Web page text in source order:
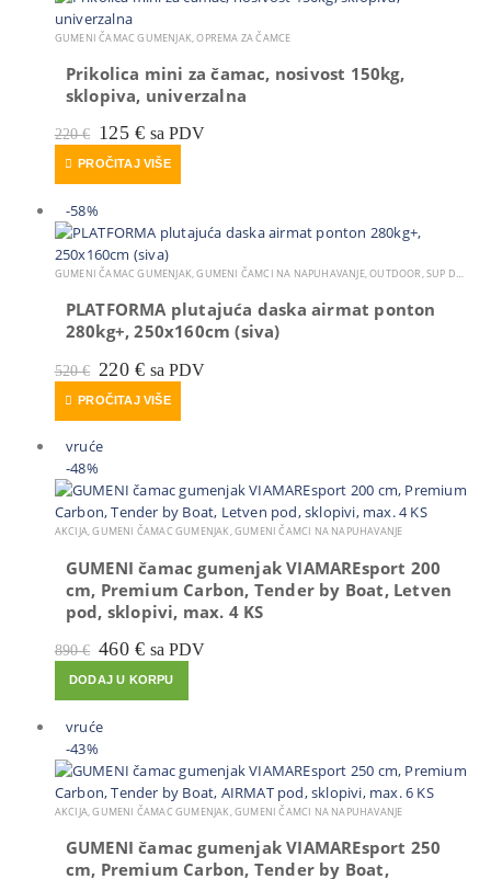
GUMENI ČAMAC GUMENJAK,OPREMA ZA ČAMCE
Prikolica mini za čamac, nosivost 150kg,
sklopiva, univerzalna
220€ Izvorna
cijena
bila
je:
125 €Trenutna
cijena
je:
125 €.
sa PDV
PROČITAJ VIŠE
-58%
GUMENI ČAMAC GUMENJAK,GUMENI ČAMCI NA NAPUHAVANJE,OUTDOOR,SUP DASKA
PLATFORMA plutajuća daska airmat ponton
280kg+, 250x160cm (siva)
520€ Izvorna
cijena
bila
je:
520 €.
220 €Trenutna
cijena
je:
220 €.
sa PDV
PROČITAJ VIŠE
vruće
-48%
AKCIJA,GUMENI ČAMAC GUMENJAK,GUMENI ČAMCI NA NAPUHAVANJE
GUMENI čamac gumenjak VIAMAREsport 200
cm, Premium Carbon, Tender by Boat, Letven
pod, sklopivi, max. 4 KS
890€ Izvorna
cijena
bila
je:
890 €.
460 €Trenutna
cijena
je:
460 €.
sa PDV
DODAJ U KORPU
vruće
-43%
AKCIJA,GUMENI ČAMAC GUMENJAK,GUMENI ČAMCI NA NAPUHAVANJE
GUMENI čamac gumenjak VIAMAREsport 250
cm, Premium Carbon, Tender by Boat,